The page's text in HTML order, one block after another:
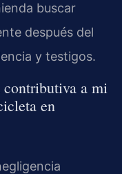
buscar
después del
y testigos.
a mi
en